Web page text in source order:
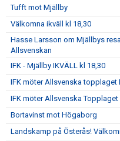
Tufft mot Mjällby
Välkomna ikväll kl 18,30
Hasse Larsson om Mjällbys
Allsvenskan
IFK - Mjällby IKVÄLL kl 18,30
IFK möter Allsvenska topplaget
IFK möter Allsvenska
Bortavinst mot Högaborg
Landskamp på Österås!